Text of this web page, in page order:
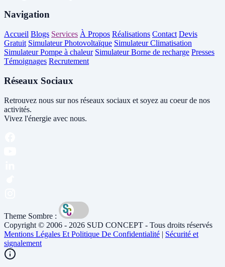
Navigation
Accueil Blogs Services À Propos Réalisations Contact Devis
Gratuit Simulateur Photovoltaïque Simulateur Climatisation
Simulateur Pompe à chaleur Simulateur Borne de recharge Presses
Témoignages Recrutement
Réseaux Sociaux
Retrouvez nous sur nos réseaux sociaux et soyez au coeur de nos
activités.
Vivez l'énergie avec nous.
Theme Sombre :
Copyright © 2006 - 2026 SUD CONCEPT - Tous droits réservés
Mentions Légales Et Politique De Confidentialité | Sécurité et
signalement